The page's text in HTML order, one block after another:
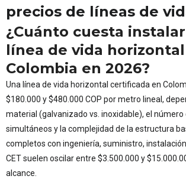
precios de líneas de
¿Cuánto cuesta
línea de vida
Colombia en 2026?
Una línea de vida horizontal certificada en
$180.000 y $480.000 COP por metro lineal,
material (galvanizado vs. inoxidable), el número
simultáneos y la complejidad de la estructura
completos con ingeniería, suministro,
CET suelen oscilar entre $3.500.000 y
alcance.